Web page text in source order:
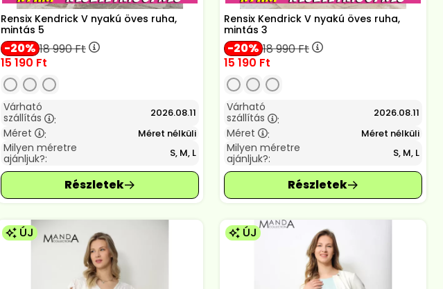
Rensix Kendrick V nyakú öves ruha,
mintás 5
20 18 990Ft
15 190 Ft
Várható
szállítás
: 2026.08.11
Méret : Méret nélküli
Milyen méretre
ajánljuk?:
S, M, L
Rensix Kendrick V nyakú öves ruha,
mintás 3
20 18 990Ft
15 190 Ft
Várható
szállítás
: 2026.08.11
Méret : Méret nélküli
Milyen méretre
ajánljuk?:
S, M, L
ÚJ ÚJ